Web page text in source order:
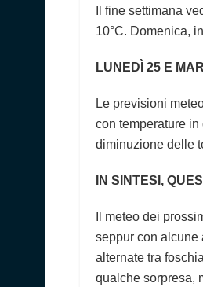
Il fine settimana
10°C. Domenica,
LUNEDÌ 25 E
Le previsioni
con temperature
diminuzione delle
IN SINTESI,
Il meteo dei
seppur con alcune
alternate tra
qualche sorpresa,